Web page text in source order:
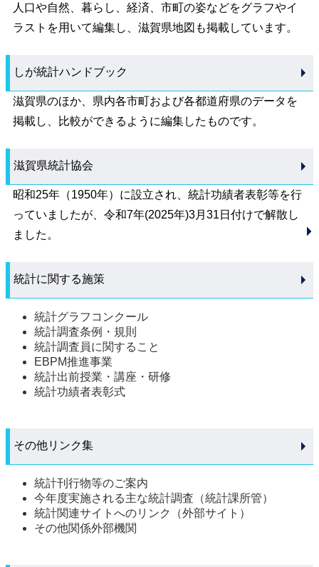
人口や自然、暮らし、経済、市町の姿などをグラフやイ
ラストを用いて編集し、滋賀県地図も掲載しています。
しが統計ハンドブック
滋賀県のほか、県内各市町および各都道府県のデータを
掲載し、比較ができるように編集したものです。
滋賀県統計協会
昭和25年（1950年）に設立され、統計功績者表彰等を行
っていましたが、令和7年(2025年)3月31日付けで解散し
ました。
統計に関する施策
統計グラフコンクール
統計調査条例・規則
統計調査員に関すること
EBPM推進事業
統計出前授業・講座・研修
統計功績者表彰式
その他リンク集
統計刊行物等のご案内
今年度実施される主な統計調査（統計課所管）
統計関連サイトへのリンク（外部サイト）
その他関係外部機関